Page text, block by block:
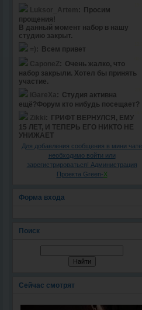
Для добавления сообщения в мини чате
необходимо войти или
зарегистрироваться! Администрация
Проекта Green-X
Форма входа
Поиск
Сейчас смотрят